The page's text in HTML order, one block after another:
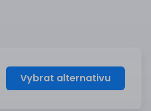
Vybrat alternativu